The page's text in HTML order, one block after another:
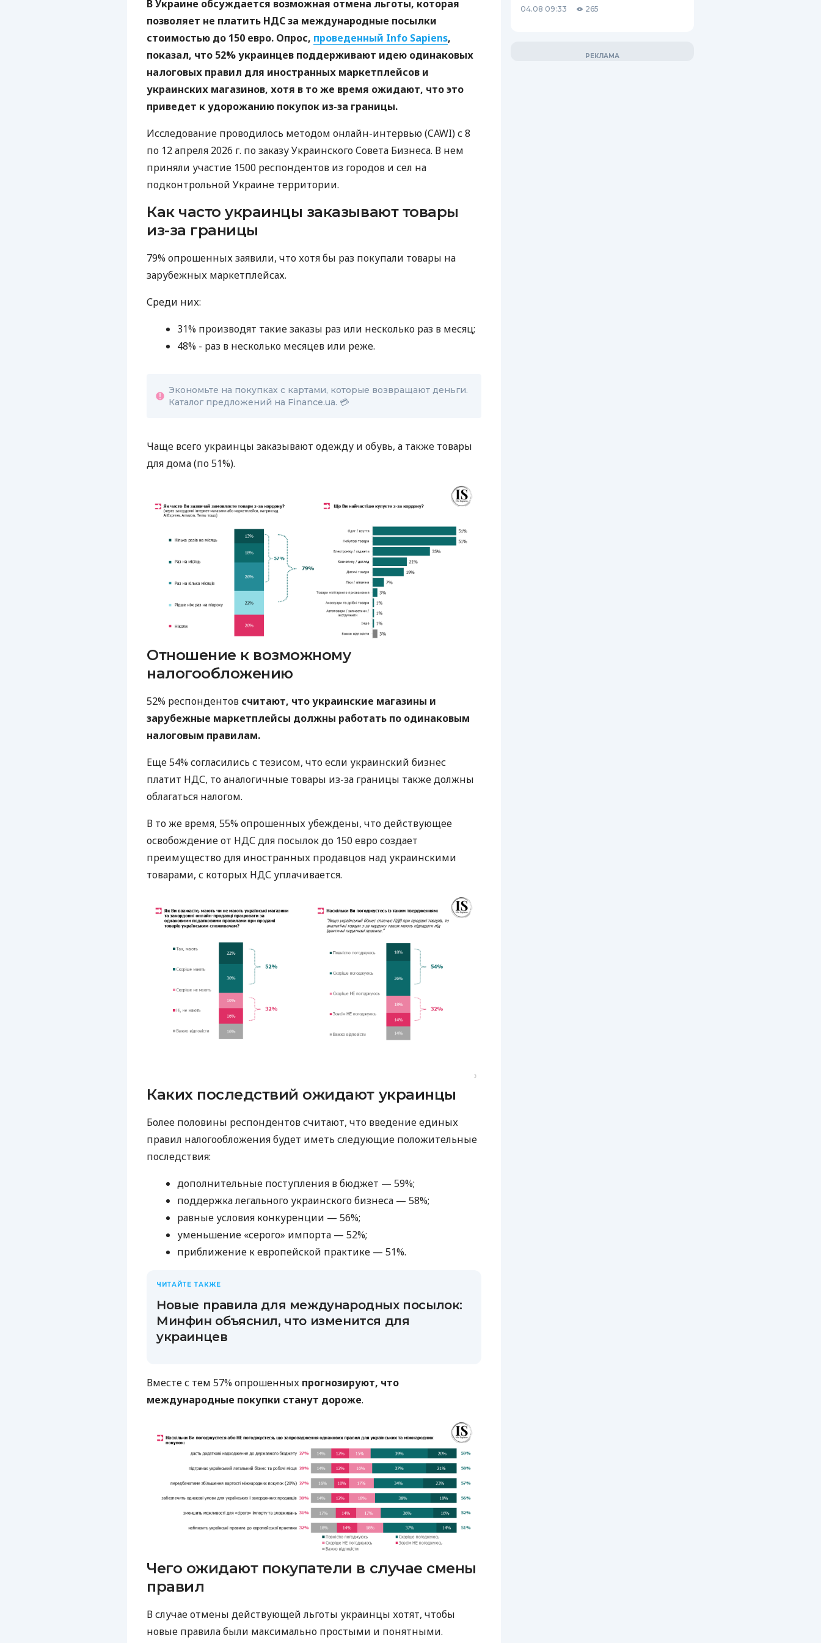
В Украине обсуждается возможная отмена льготы, которая
позволяет не платить НДС за международные посылки
стоимостью до 150 евро. Опрос, проведенный Info Sapiens,
показал, что 52% украинцев поддерживают идею одинаковых
налоговых правил для иностранных маркетплейсов и
украинских магазинов, хотя в то же время ожидают, что это
приведет к удорожанию покупок из-за границы.
Исследование проводилось методом онлайн-интервью (CAWI) с 8
по 12 апреля 2026 г. по заказу Украинского Совета Бизнеса. В нем
приняли участие 1500 респондентов из городов и сел на
подконтрольной Украине территории.
Как часто украинцы заказывают товары
из-за границы
79% опрошенных заявили, что хотя бы раз покупали товары на
зарубежных маркетплейсах.
Среди них:
31% производят такие заказы раз или несколько раз в месяц;
48% - раз в несколько месяцев или реже.
Экономьте на покупках с картами, которые возвращают деньги.
Каталог предложений на Finance.ua. 💳
Чаще всего украинцы заказывают одежду и обувь, а также товары
для дома (по 51%).
Отношение к возможному
налогообложению
52% респондентов считают, чтоукраинские магазины и
зарубежные маркетплейсы должны работать по одинаковым
налоговым правилам.
Еще 54% согласились с тезисом, что если украинский бизнес
платит НДС, то аналогичные товары из-за границы также должны
облагаться налогом.
В то же время, 55% опрошенных убеждены, что действующее
освобождение от НДС для посылок до 150 евро создает
преимущество для иностранных продавцов над украинскими
товарами, с которых НДС уплачивается.
Каких последствий ожидают украинцы
Более половины респондентов считают, что введение единых
правил налогообложения будет иметь следующие положительные
последствия:
дополнительные поступления в бюджет — 59%;
поддержка легального украинского бизнеса — 58%;
равные условия конкуренции — 56%;
уменьшение «серого» импорта — 52%;
приближение к европейской практике — 51%.
ЧИТАЙТЕ ТАКЖЕ
Новые правила для международных посылок:
Минфин объяснил, что изменится для
украинцев
Вместе с тем 57% опрошенных прогнозируют, что
международные покупки станут дороже.
Чего ожидают покупатели в случае смены
правил
В случае отмены действующей льготы украинцы хотят, чтобы
новые правила были максимально простыми и понятными.
04.08 09:33 265